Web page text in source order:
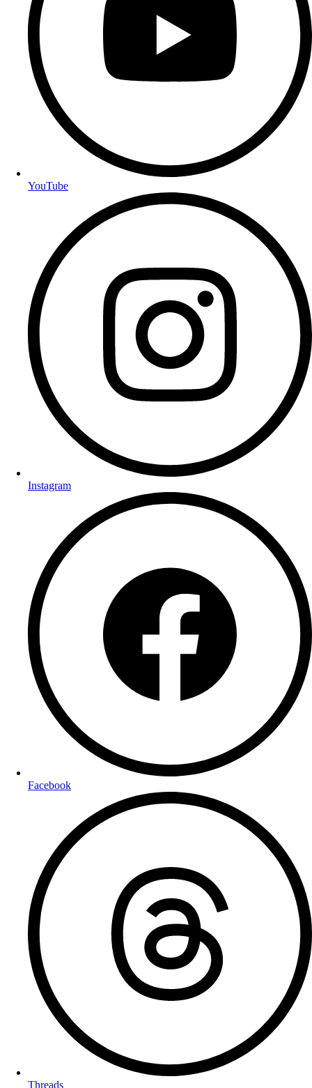
YouTube
Instagram
Facebook
Threads